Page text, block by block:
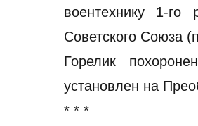
воентехнику 1-го
Советского Союза
Горелик
установлен на
* * *